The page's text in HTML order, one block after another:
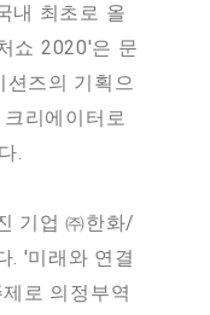
내 최초로 올
쇼 2020'은 문
션즈의 기획으
리에이터로
.
기업 ㈜한화/
. '미래와 연결
로 의정부역